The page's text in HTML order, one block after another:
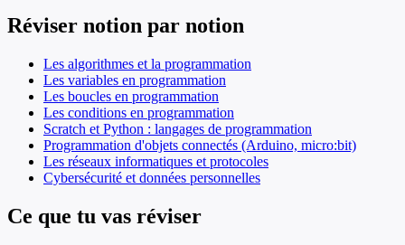
Réviser notion par notion
Les algorithmes et la programmation
Les variables en programmation
Les boucles en programmation
Les conditions en programmation
Scratch et Python : langages de programmation
Programmation d'objets connectés (Arduino, micro:bit)
Les réseaux informatiques et protocoles
Cybersécurité et données personnelles
Ce que tu vas réviser